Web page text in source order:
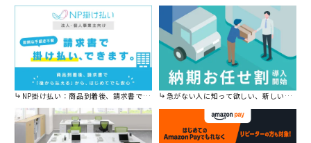
NP掛け払い：商品到着後、請求書で後から払えます。 急がない人に知って欲しい、新しい割引を始めました。